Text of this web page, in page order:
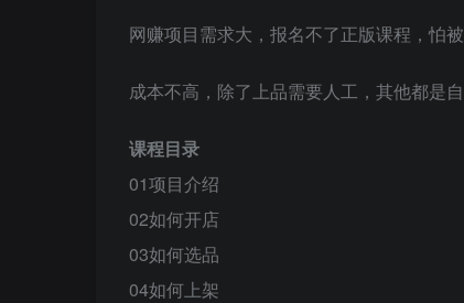
网赚项目需求大，报名不了正版课程，怕
成本不高，除了上品需要人工，其他都是
课程目录
01项目介绍
02如何开店
03如何选品
04如何上架